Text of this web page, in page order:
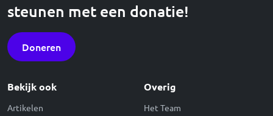
steunen met een donatie!
Doneren
Bekijk ook
Artikelen
Overig
Het Team